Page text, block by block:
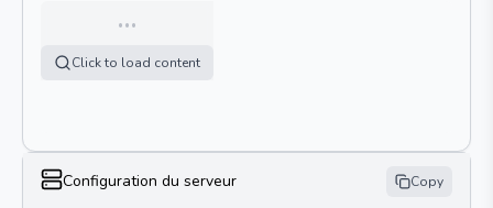
…
Click to load content
Configuration du serveur Copy